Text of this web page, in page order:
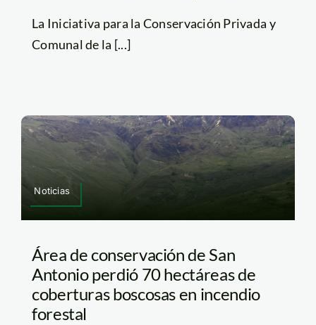
La Iniciativa para la Conservación Privada y
Comunal de la [...]
Noticias
Área de conservación de San
Antonio perdió 70 hectáreas de
coberturas boscosas en incendio
forestal